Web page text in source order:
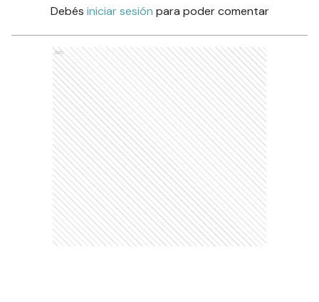
Debés iniciar sesión para poder comentar
Ads